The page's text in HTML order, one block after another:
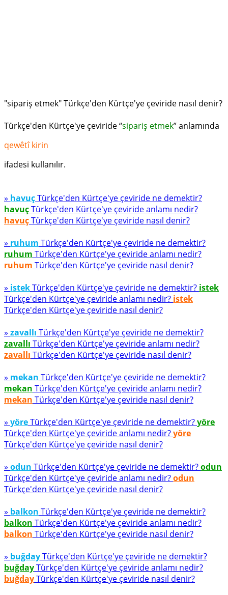
"sipariş etmek" Türkçe'den Kürtçe'ye çeviride nasıl denir?
Türkçe'den Kürtçe'ye çeviride “sipariş etmek” anlamında
qewêtî kirin
ifadesi kullanılır.
» havuçTürkçe'den Kürtçe'ye çeviride ne demektir?
havuçTürkçe'den Kürtçe'ye çeviride anlamı nedir?
havuçTürkçe'den Kürtçe'ye çeviride nasıl denir?
» ruhum Türkçe'den Kürtçe'ye çeviride ne demektir?
ruhum Türkçe'den Kürtçe'ye çeviride anlamı nedir?
ruhum Türkçe'den Kürtçe'ye çeviride nasıl denir?
» istekTürkçe'den Kürtçe'ye çeviride ne demektir? istek
Türkçe'den Kürtçe'ye çeviride anlamı nedir? istek
Türkçe'den Kürtçe'ye çeviride nasıl denir?
» zavallı Türkçe'den Kürtçe'ye çeviride ne demektir?
zavallı Türkçe'den Kürtçe'ye çeviride anlamı nedir?
zavallı Türkçe'den Kürtçe'ye çeviride nasıl denir?
» mekan Türkçe'den Kürtçe'ye çeviride ne demektir?
mekan Türkçe'den Kürtçe'ye çeviride anlamı nedir?
mekan Türkçe'den Kürtçe'ye çeviride nasıl denir?
» yöreTürkçe'den Kürtçe'ye çeviride ne demektir?yöre
Türkçe'den Kürtçe'ye çeviride anlamı nedir?yöre
Türkçe'den Kürtçe'ye çeviride nasıl denir?
» odun Türkçe'den Kürtçe'ye çeviride ne demektir?odun
Türkçe'den Kürtçe'ye çeviride anlamı nedir?odun
Türkçe'den Kürtçe'ye çeviride nasıl denir?
» balkon Türkçe'den Kürtçe'ye çeviride ne demektir?
balkon Türkçe'den Kürtçe'ye çeviride anlamı nedir?
balkon Türkçe'den Kürtçe'ye çeviride nasıl denir?
» buğdayTürkçe'den Kürtçe'ye çeviride ne demektir?
buğdayTürkçe'den Kürtçe'ye çeviride anlamı nedir?
buğdayTürkçe'den Kürtçe'ye çeviride nasıl denir?